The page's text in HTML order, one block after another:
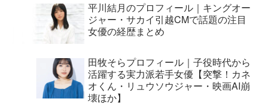
平川結月のプロフィール｜キングオー
ジャー・サカイ引越CMで話題の注目
女優の経歴まとめ
田牧そらプロフィール｜子役時代から
活躍する実力派若手女優【突撃！カネ
オくん・リュウソウジャー・映画AI崩
壊ほか】